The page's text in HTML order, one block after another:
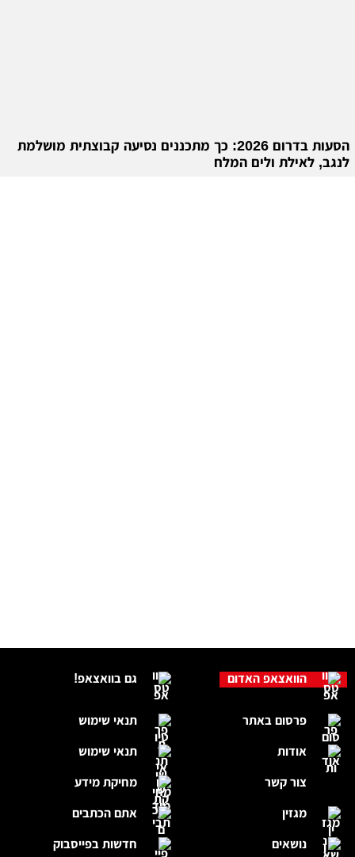
הסעות בדרום 2026: כך מתכננים נסיעה קבוצתית מושלמת
לנגב, לאילת ולים המלח
גם בוואצאפ!
תנאי שימוש
תנאי שימוש
מחיקת מידע
אתם הכתבים
חדשות בפייסבוק
הוואצאפ האדום
פרסום באתר
אודות
צור קשר
מגזין
נושאים